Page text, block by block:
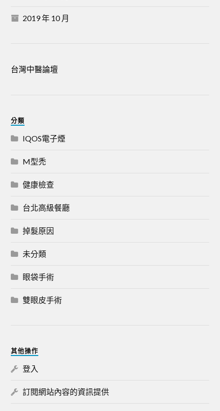
2019 年 10 月
台灣中醫論壇
分類
IQOS電子煙
M型禿
健康檢查
台北高級餐廳
掉髮原因
未分類
眼袋手術
雙眼皮手術
其他操作
登入
訂閱網站內容的資訊提供